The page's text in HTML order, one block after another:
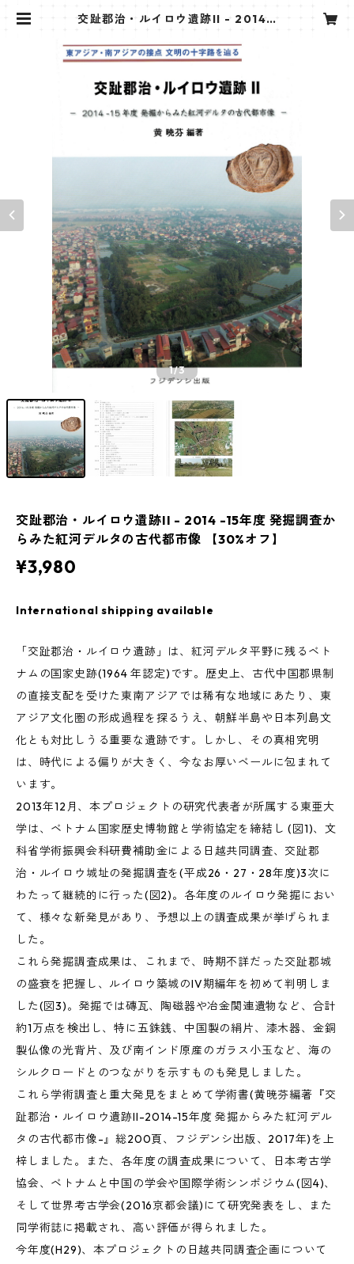
交趾郡治・ルイロウ遺跡II - 2014 -
の古代都市像 【30%オフ】 | フジデ
ンシ出版 公式ショップ
1/3
交趾郡治・ルイロウ遺跡II - 2014 -15年度 発掘調査か
らみた紅河デルタの古代都市像 【30%オフ】
¥3,980
International shipping available
「交趾郡治・ルイロウ遺跡」は、紅河デルタ平野に残るベト
ナムの国家史跡(1964 年認定)です。歴史上、古代中国郡県制
の直接支配を受けた東南アジアでは稀有な地域にあたり、東
アジア文化圏の形成過程を探るうえ、朝鮮半島や日本列島文
化とも対比しうる重要な遺跡です。しかし、その真相究明
は、時代による偏りが大きく、今なお厚いベールに包まれて
います。
2013年12月、本プロジェクトの研究代表者が所属する東亜大
学は、ベトナム国家歴史博物館と学術協定を締結し (図1)、文
科省学術振興会科研費補助金による日越共同調査、交趾郡
治・ルイロウ城址の発掘調査を(平成26・27・28年度)3次に
わたって継続的に行った(図2)。各年度のルイロウ発掘におい
て、様々な新発見があり、予想以上の調査成果が挙げられま
した。
これら発掘調査成果は、これまで、時期不詳だった交趾郡城
の盛衰を把握し、ルイロウ築城のIV期編年を初めて判明しま
した(図3)。発掘では磚瓦、陶磁器や冶金関連遺物など、合計
約1万点を検出し、特に五銖銭、中国製の絹片、漆木器、金銅
製仏像の光背片、及び南インド原産のガラス小玉など、海の
シルクロードとのつながりを示すものも発見しました。
これら学術調査と重大発見をまとめて学術書(黄暁芬編著『交
趾郡治・ルイロウ遺跡II-2014-15年度 発掘からみた紅河デル
タの古代都市像-』総200頁、フジデンシ出版、2017年)を上
梓しました。また、各年度の調査成果について、日本考古学
協会、ベトナムと中国の学会や国際学術シンポジウム(図4)、
そして世界考古学会(2016京都会議)にて研究発表をし、また
同学術誌に掲載され、高い評価が得られました。
今年度(H29)、本プロジェクトの日越共同調査企画について